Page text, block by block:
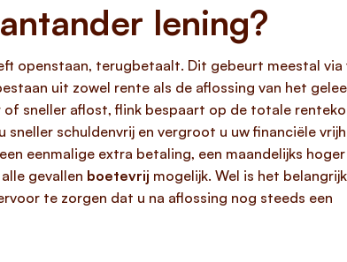
lening?
openstaan, terugbetaalt. Dit gebeurt meestal via
uit zowel rente als de aflossing van het
of sneller aflost, flink bespaart op de totale
schuldenvrij en vergroot u uw financiële
eenmalige extra betaling, een maandelijks hoger
gevallen boetevrij mogelijk. Wel is het
te zorgen dat u na aflossing nog steeds een